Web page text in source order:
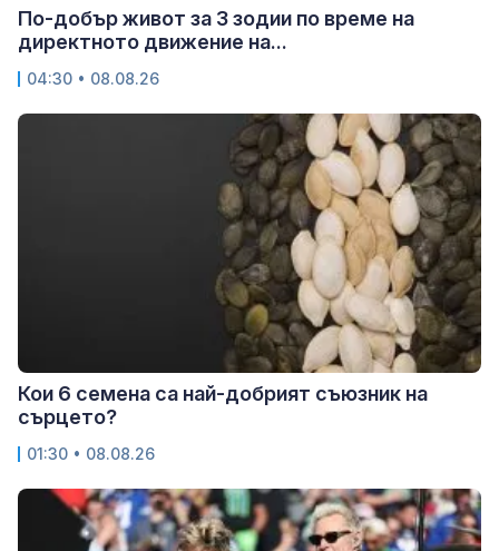
По-добър живот за 3 зодии по време на
директното движение на...
04:30 • 08.08.26
Кои 6 семена са най-добрият съюзник на
сърцето?
01:30 • 08.08.26